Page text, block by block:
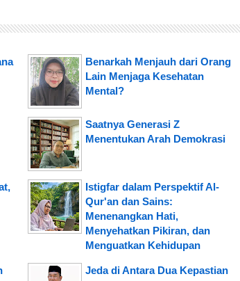
Benarkah Menjauh dari Orang
Lain Menjaga Kesehatan
Mental?
Saatnya Generasi Z
Menentukan Arah Demokrasi
Istigfar dalam Perspektif Al-
Qur'an dan Sains:
Menenangkan Hati,
Menyehatkan Pikiran, dan
Menguatkan Kehidupan
Jeda di Antara Dua Kepastian